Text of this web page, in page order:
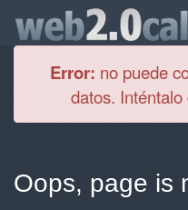
Error: no puede
datos.
Oops, page is